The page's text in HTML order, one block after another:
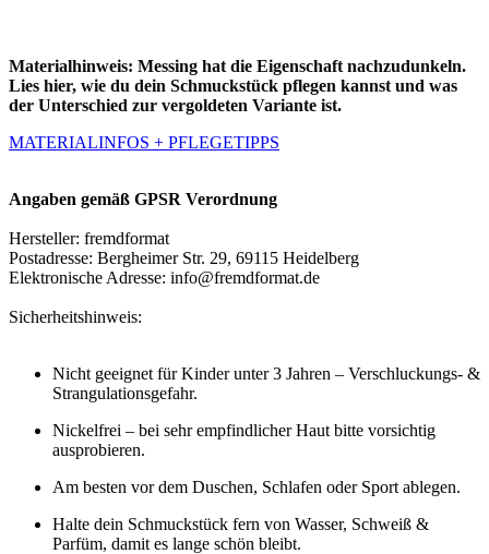
Materialhinweis: Messing hat die Eigenschaft nachzudunkeln.
Lies hier, wie du dein Schmuckstück pflegen kannst und was
der Unterschied zur vergoldeten Variante ist.
MATERIALINFOS + PFLEGETIPPS
Angaben gemäß GPSR Verordnung
Hersteller: fremdformat
Postadresse: Bergheimer Str. 29, 69115 Heidelberg
Elektronische Adresse: info@fremdformat.de
Sicherheitshinweis:
Nicht geeignet für Kinder unter 3 Jahren – Verschluckungs- &
Strangulationsgefahr.
Nickelfrei – bei sehr empfindlicher Haut bitte vorsichtig
ausprobieren.
Am besten vor dem Duschen, Schlafen oder Sport ablegen.
Halte dein Schmuckstück fern von Wasser, Schweiß &
Parfüm, damit es lange schön bleibt.